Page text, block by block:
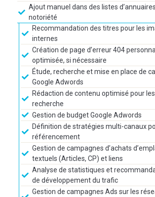
Ajout manuel dans des listes
notoriété
Recommandation des titres pour les
internes
Création de page d’erreur 404
optimisée, si nécessaire
Étude, recherche et mise en place de
Google Adwords
Rédaction de contenu optimisé pour
recherche
Gestion de budget Google Adwords
Définition de stratégies multi-canaux
référencement
Gestion de campagnes d’achats
textuels (Articles, CP) et liens
Analyse de statistiques et
de développement du trafic
Gestion de campagnes Ads sur les